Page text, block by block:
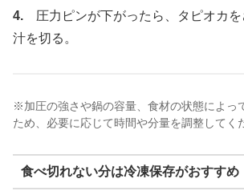
4. 圧力ピンが下がったら、タピオカ
汁を切る。
※加圧の強さや鍋の容量、食材の状態によっ
ため、必要に応じて時間や分量を調整してく
食べ切れない分は冷凍保存がおすすめ